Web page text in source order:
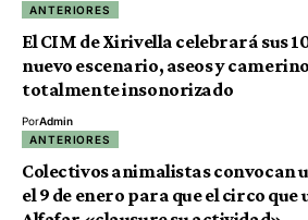
ANTERIORES
El CIM de Xirivella celebrará sus
nuevo escenario, aseos y
totalmente insonorizado
PorAdmin
ANTERIORES
Colectivos animalistas convocan
el 9 de enero para que el circo que